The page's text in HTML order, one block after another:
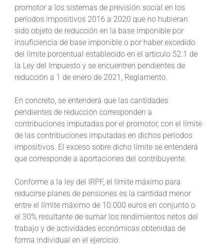
promotor a los sistemas de previsión social en los
períodos impositivos 2016 a 2020 que no hubieran
sido objeto de reducción en la base imponible por
insuficiencia de base imponible o por haber excedido
del límite porcentual establecido en el artículo 52.1 de
la Ley del Impuesto y se encuentren pendientes de
reducción a 1 de enero de 2021, Reglamento.
En concreto, se entenderá que las cantidades
pendientes de reducción corresponden a
contribuciones imputadas por el promotor, con el límite
de las contribuciones imputadas en dichos períodos
impositivos. El exceso sobre dicho límite se entenderá
que corresponde a aportaciones del contribuyente.
Conforme a la ley del IRPF, el límite máximo para
reducirse planes de pensiones es la cantidad menor
entre el límite máximo de 10.000 euros en conjunto o
el 30% resultante de sumar los rendimientos netos del
trabajo y de actividades económicas obtenidas de
forma individual en el ejercicio.